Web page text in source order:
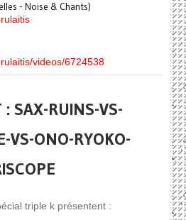
- Noise & Chants)
videos/6724538
SAX-RUINS-VS-
VS-ONO-RYOKO-
triple k présentent :